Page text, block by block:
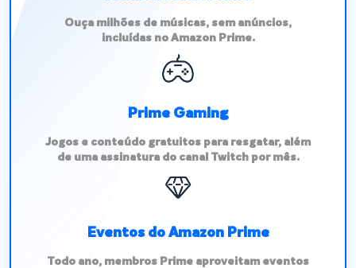
Ouça milhões de músicas, sem anúncios,
incluídas no Amazon Prime.
Prime Gaming
Jogos e conteúdo gratuitos para resgatar, além
de uma assinatura do canal Twitch por mês.
Eventos do Amazon Prime
Todo ano, membros Prime aproveitam eventos